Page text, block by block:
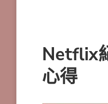
Netflix
心得